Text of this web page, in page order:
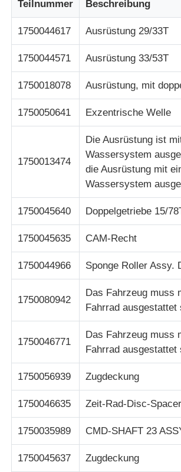
Glory NMD ATM-Teile
Rechnungsprüfer
Banknoten-Sortierer
Rechnungszähler
Karten-Drucker
Geldautomat
Münzrecycler
Teilnummer Beschreibung
1750044617 Ausrüstung 29/33T
1750044571 Ausrüstung 33/53T
1750018078 Ausrüstung, mit
1750050641 Exzentrische Welle
1750013474
Die Ausrüstung ist
Wassersystem
die Ausrüstung mit
Wassersystem
1750045640 Doppelgetriebe 15/
1750045635 CAM-Recht
1750044966 Sponge Roller Assy.
1750080942
Das Fahrzeug muss
Fahrrad ausgestattet
1750046771
Das Fahrzeug muss
Fahrrad ausgestattet
1750056939 Zugdeckung
1750046635 Zeit-Rad-Disc-Spacer
1750035989 CMD-SHAFT 23
1750045637 Zugdeckung